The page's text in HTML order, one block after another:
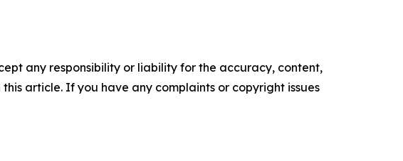
any responsibility or liability for the accuracy, content,
article. If you have any complaints or copyright issues